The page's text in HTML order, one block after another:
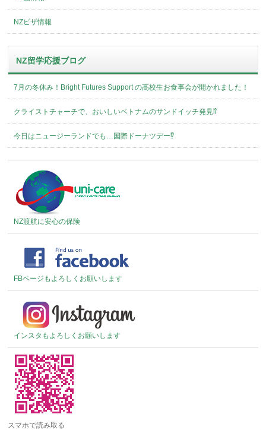
NZビザ情報
NZ留学応援ブログ
7月の冬休み！Bright Futures Support の高校生お食事会が開かれました！
クライストチャーチで、おいしいベトナムのサンドイッチ発見⁉︎
今日はニュージーランドでも…国際ドーナツデー⁉︎
NZ渡航に安心の保険
FBページもよろしくお願いします
インスタもよろしくお願いします
スマホで読み取る